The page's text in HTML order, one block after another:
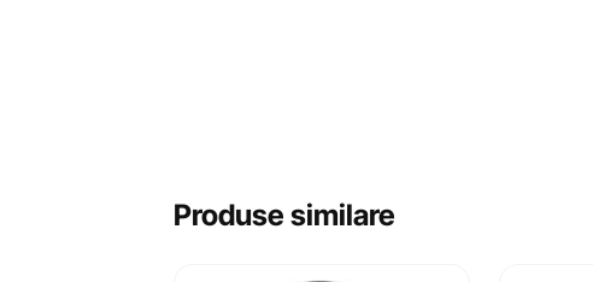
Produse similare